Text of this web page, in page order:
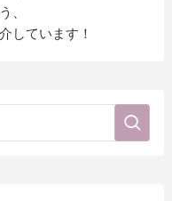
、
しています！